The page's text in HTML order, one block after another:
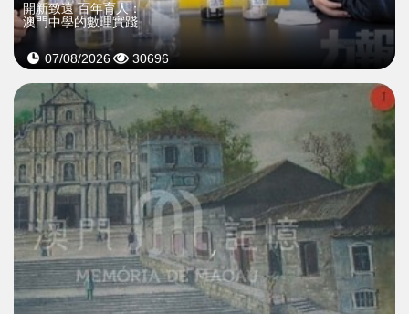
開新致遠 百年育人：
澳門中學的數理實踐
07/08/2026 30696